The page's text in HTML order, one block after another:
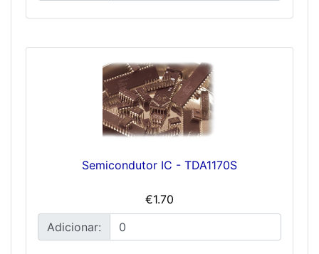
Semicondutor IC - TDA1170S
€1.70
Adicionar: